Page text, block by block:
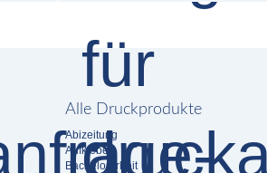
Alle Druckprodukte
Abizeitung
Aufkleber
Bachelorarbeit